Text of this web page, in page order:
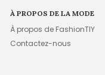
À PROPOS DE LA MODE
À propos de FashionTIY
Contactez-nous